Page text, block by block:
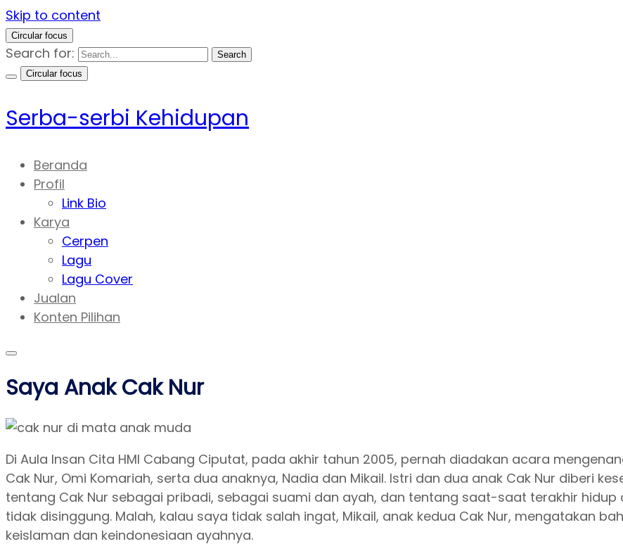
Skip to content
Circular focus
Search for:
Search
Circular focus
Serba-serbi Kehidupan
Beranda
Profil
Link Bio
Karya
Cerpen
Lagu
Lagu Cover
Jualan
Konten Pilihan
Saya Anak Cak Nur
Di Aula Insan Cita HMI Cabang Ciputat, pada akhir tahun 2005, pernah diadakan acara
Cak Nur, Omi Komariah, serta dua anaknya, Nadia dan Mikail. Istri dan dua anak Cak Nur diberi
tentang Cak Nur sebagai pribadi, sebagai suami dan ayah, dan tentang saat-saat terakhir hidup
tidak disinggung. Malah, kalau saya tidak salah ingat, Mikail, anak kedua Cak Nur, mengatakan
keislaman dan keindonesiaan ayahnya.